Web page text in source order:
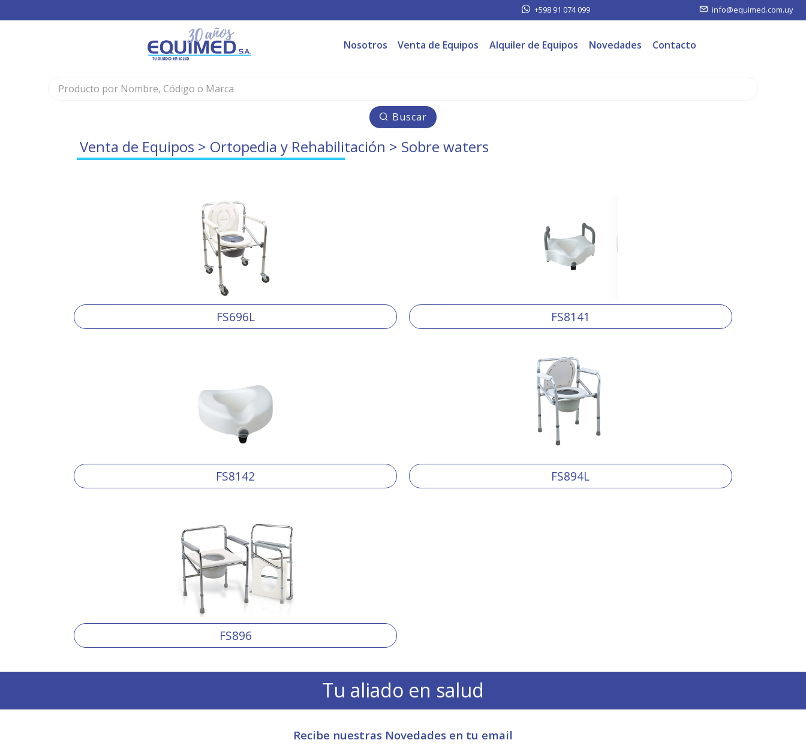
+598 91 074 099 info@equimed.com.uy
Nosotros Venta de Equipos Alquiler de Equipos Novedades Contacto
Buscar
Venta de Equipos > Ortopedia y Rehabilitación > Sobre waters
FS696L FS8141
FS8142 FS894L
FS896
Tu aliado en salud
Recibe nuestras Novedades en tu email